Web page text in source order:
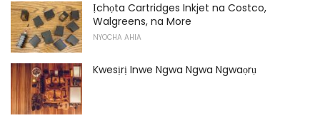
Ịchọta Cartridges Inkjet na Costco,
Walgreens, na More
NYOCHA AHIA
Kwesịrị Inwe Ngwa Ngwa Ngwaọrụ